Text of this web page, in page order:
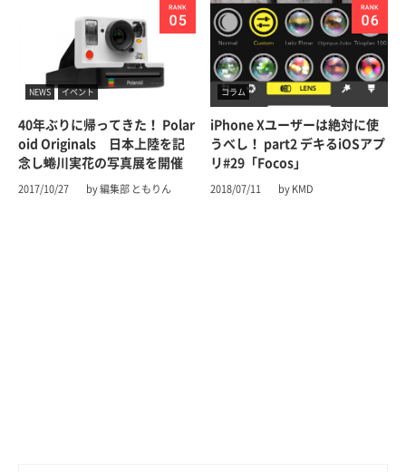
NEWS イベント
40年ぶりに帰ってきた！ Polar
oid Originals 日本上陸を記
念し蜷川実花の写真展を開催
2017/10/27 by 編集部 ともりん
コラム
iPhone Xユーザーは絶対に使
うべし！ part2 デキるiOSアプ
リ#29「Focos」
2018/07/11 by KMD